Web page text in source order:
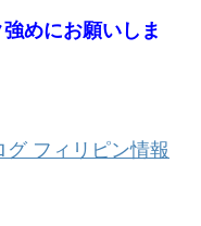
めにお願いしま